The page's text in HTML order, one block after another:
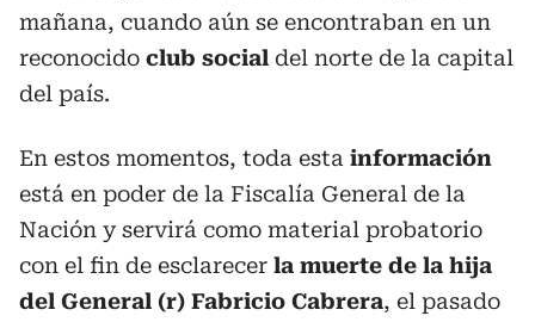
mañana, cuando aún se encontraban en un
reconocido club social del norte de la capital
del país.
En estos momentos, toda esta información
está en poder de la Fiscalía General de la
Nación y servirá como material probatorio
con el fin de esclarecer la muerte de la hija
del General (r) Fabricio Cabrera, el pasado